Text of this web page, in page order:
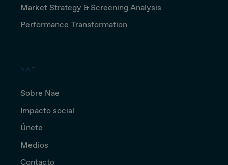
Market Strategy & Screening Analysis
Performance Transformation
NAE
Sobre Nae
Impacto social
Únete
Medios
Contacto